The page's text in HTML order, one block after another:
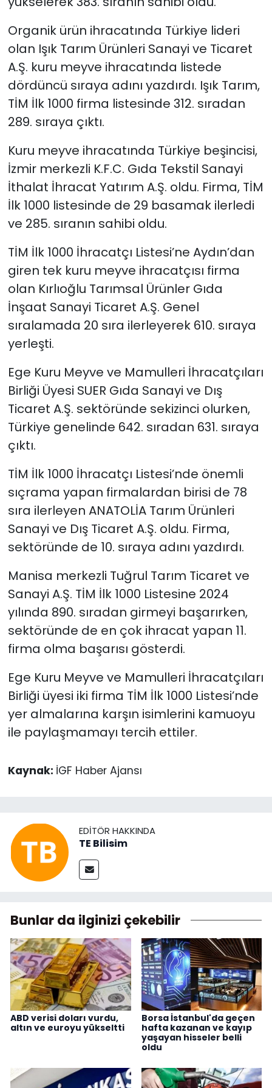
Organik ürün ihracatında Türkiye lideri
olan Işık Tarım Ürünleri Sanayi ve Ticaret
A.Ş. kuru meyve ihracatında listede
dördüncü sıraya adını yazdırdı. Işık Tarım,
TİM İlk 1000 firma listesinde 312. sıradan
289. sıraya çıktı.
Kuru meyve ihracatında Türkiye beşincisi,
İzmir merkezli K.F.C. Gıda Tekstil Sanayi
İthalat İhracat Yatırım A.Ş. oldu. Firma, TİM
İlk 1000 listesinde de 29 basamak ilerledi
ve 285. sıranın sahibi oldu.
TİM İlk 1000 İhracatçı Listesi’ne Aydın’dan
giren tek kuru meyve ihracatçısı firma
olan Kırlıoğlu Tarımsal Ürünler Gıda
İnşaat Sanayi Ticaret A.Ş. Genel
sıralamada 20 sıra ilerleyerek 610. sıraya
yerleşti.
Ege Kuru Meyve ve Mamulleri İhracatçıları
Birliği Üyesi SUER Gıda Sanayi ve Dış
Ticaret A.Ş. sektöründe sekizinci olurken,
Türkiye genelinde 642. sıradan 631. sıraya
çıktı.
TİM İlk 1000 İhracatçı Listesi’nde önemli
sıçrama yapan firmalardan birisi de 78
sıra ilerleyen ANATOLİA Tarım Ürünleri
Sanayi ve Dış Ticaret A.Ş. oldu. Firma,
sektöründe de 10. sıraya adını yazdırdı.
Manisa merkezli Tuğrul Tarım Ticaret ve
Sanayi A.Ş. TİM İlk 1000 Listesine 2024
yılında 890. sıradan girmeyi başarırken,
sektöründe de en çok ihracat yapan 11.
firma olma başarısı gösterdi.
Ege Kuru Meyve ve Mamulleri İhracatçıları
Birliği üyesi iki firma TİM İlk 1000 Listesi’nde
yer almalarına karşın isimlerini kamuoyu
ile paylaşmamayı tercih ettiler.
Kaynak: İGF Haber Ajansı
EDITÖR HAKKINDA
TE Bilisim
Bunlar da ilginizi çekebilir
ABD verisi doları vurdu,
altın ve euroyu yükseltti
Borsa İstanbul'da geçen
hafta kazanan ve kayıp
yaşayan hisseler belli
oldu